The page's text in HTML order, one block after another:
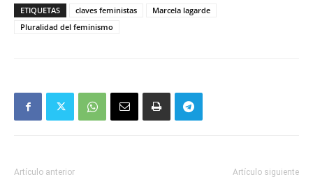
ETIQUETAS claves feministas
Marcela lagarde
Pluralidad del feminismo
Artículo anterior Artículo siguiente